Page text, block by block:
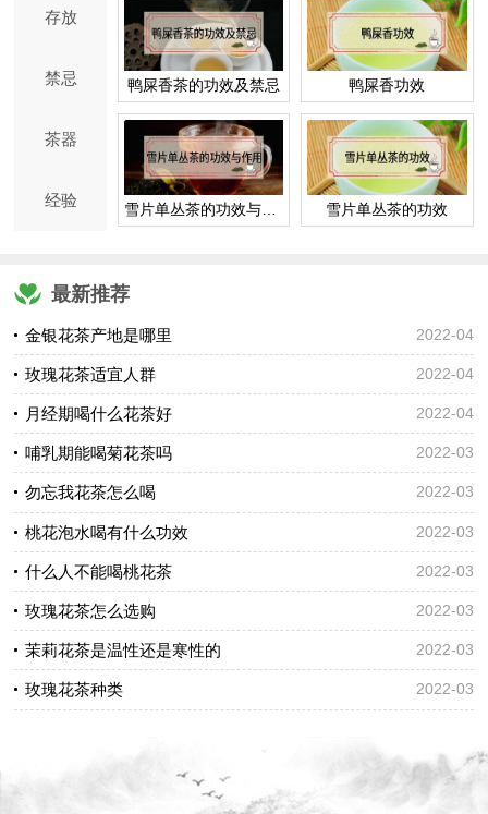
存放
禁忌
茶器
经验
鸭屎香茶的功效及禁忌 鸭屎香功效
雪片单丛茶的功效与作用 雪片单丛茶的功效
最新推荐
金银花茶产地是哪里 2022-04
玫瑰花茶适宜人群 2022-04
月经期喝什么花茶好 2022-04
哺乳期能喝菊花茶吗 2022-03
勿忘我花茶怎么喝 2022-03
桃花泡水喝有什么功效 2022-03
什么人不能喝桃花茶 2022-03
玫瑰花茶怎么选购 2022-03
茉莉花茶是温性还是寒性的 2022-03
玫瑰花茶种类 2022-03